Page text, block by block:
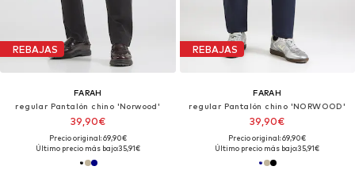
REBAJAS
FARAH
regular Pantalón chino 'Norwood'
39,90€
Precio original: 69,90€
Último precio más bajo:35,91€
REBAJAS
FARAH
regular Pantalón chino 'NORWOOD'
39,90€
Precio original: 69,90€
Último precio más bajo:35,91€